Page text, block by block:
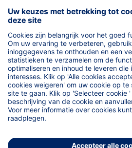
Overige informatie
Blogs
Helena
TARIEVEN terugbetaalde zorg
Vind een apotheek (van wacht)
Orde der Apothekers
Code van farmaceutische plichtenleer
fagg
MINT - Zorgprofessionals
Medisch materiaal voor professionals
WeCarePro - Infosite voor zorgprofessionals
Algemene voorwaarden
AV online apotheek
AV in de apotheek
Privacybeleid
Cookievoorkeuren
Cookie Voorkeursinstellingen
Wettelijke vermeldingen
BENU SA/NV
BE 0436.826.929
BENU Oostende Petit Paris
+32 59564043
e-commerce@benu.be
Vind ons op social media